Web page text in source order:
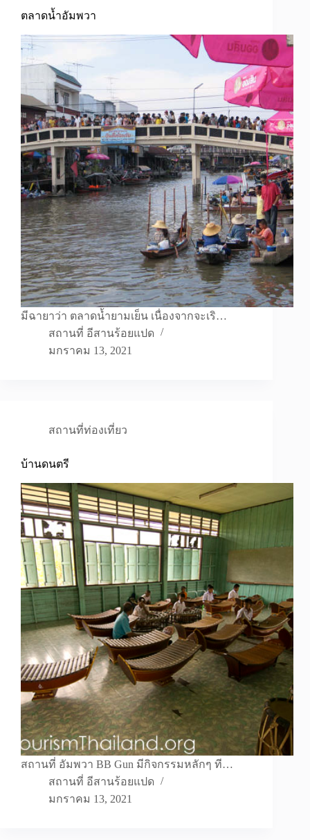
ตลาดน้ำอัมพวา
มีฉายาว่า ตลาดน้ำยามเย็น เนื่องจากจะเริ…
สถานที่ อีสานร้อยแปด
มกราคม 13, 2021
สถานที่ท่องเที่ยว
บ้านดนตรี
สถานที่ อัมพวา BB Gun มีกิจกรรมหลักๆ ที…
สถานที่ อีสานร้อยแปด
มกราคม 13, 2021